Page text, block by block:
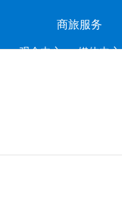
观众中心 媒体中心
商旅服务